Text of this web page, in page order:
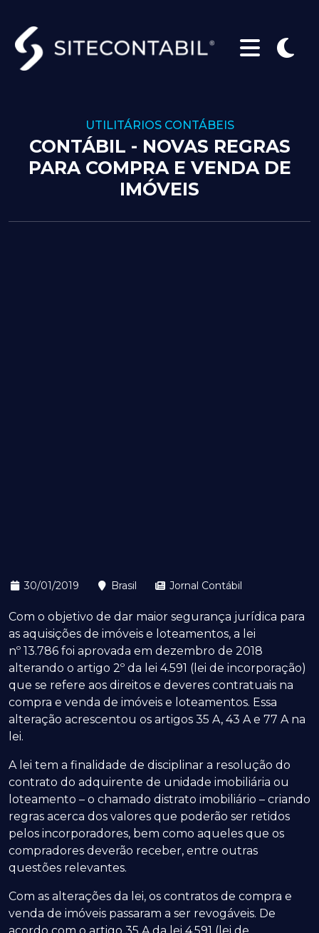
UTILITÁRIOS CONTÁBEIS
CONTÁBIL - NOVAS REGRAS
PARA COMPRA E VENDA DE
IMÓVEIS
30/01/2019 Brasil Jornal Contábil
Com o objetivo de dar maior segurança jurídica para
as aquisições de imóveis e loteamentos, a lei
nº 13.786 foi aprovada em dezembro de 2018
alterando o artigo 2º da lei 4.591 (lei de incorporação)
que se refere aos direitos e deveres contratuais na
compra e venda de imóveis e loteamentos. Essa
alteração acrescentou os artigos 35 A, 43 A e 77 A na
lei.
A lei tem a finalidade de disciplinar a resolução do
contrato do adquirente de unidade imobiliária ou
loteamento – o chamado distrato imobiliário – criando
regras acerca dos valores que poderão ser retidos
pelos incorporadores, bem como aqueles que os
compradores deverão receber, entre outras
questões relevantes.
Com as alterações da lei, os contratos de compra e
venda de imóveis passaram a ser revogáveis. De